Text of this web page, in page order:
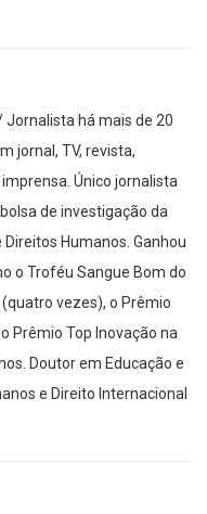
há mais de 20
jornal, TV, revista,
Único jornalista
de investigação da
Humanos. Ganhou
o Troféu Sangue Bom do
vezes), o Prêmio
Prêmio Top Inovação na
Doutor em Educação e
e Direito Internacional